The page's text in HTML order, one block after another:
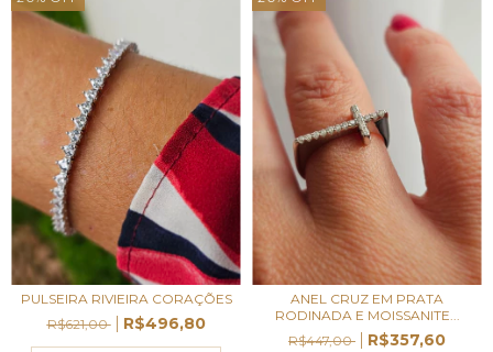
PULSEIRA RIVIEIRA CORAÇÕES
R$621,00
R$496,80
ANEL CRUZ EM PRATA
RODINADA E MOISSANITE...
R$447,00
R$357,60